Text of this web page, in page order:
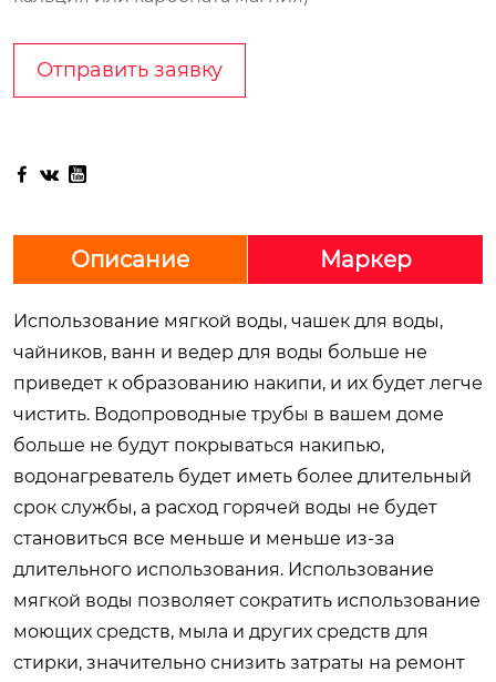
Отправить заявку
  
Описание Маркер
Использование мягкой воды, чашек для воды,
чайников, ванн и ведер для воды больше не
приведет к образованию накипи, и их будет легче
чистить. Водопроводные трубы в вашем доме
больше не будут покрываться накипью,
водонагреватель будет иметь более длительный
срок службы, а расход горячей воды не будет
становиться все меньше и меньше из-за
длительного использования. Использование
мягкой воды позволяет сократить использование
моющих средств, мыла и других средств для
стирки, значительно снизить затраты на ремонт